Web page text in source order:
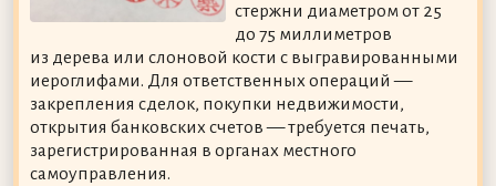
стержни диаметром от 25
до 75 миллиметров
из дерева или слоновой кости с выгравированными
иероглифами. Для ответственных операций —
закрепления сделок, покупки недвижимости,
открытия банковских счетов — требуется печать,
зарегистрированная в органах местного
самоуправления.